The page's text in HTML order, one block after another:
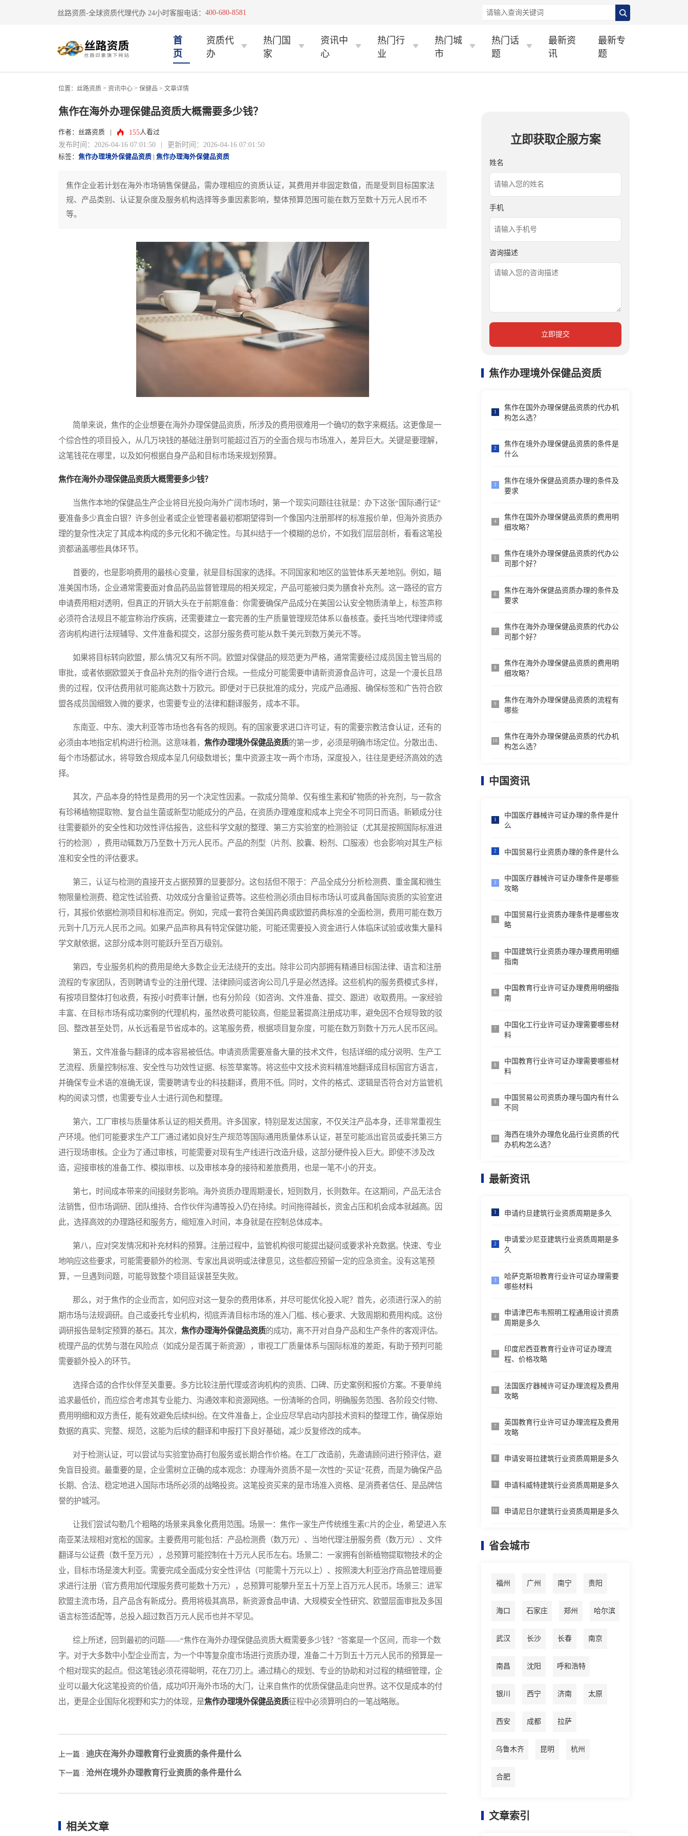
丝路资质-全球资质代理代办 24小时客服电话： 400-680-8581
首
页
资质代
办
热门国
家
资讯中
心
热门行
业
热门城
市
热门话
题
最新资
讯
最新专
题
位置： 丝路资质 > 资讯中心 > 保健品 > 文章详情
焦作在海外办理保健品资质大概需要多少钱？
作者：丝路资质 155人看过
发布时间：2026-04-16 07:01:50 | 更新时间：2026-04-16 07:01:50
标签： 焦作办理境外保健品资质 焦作办理海外保健品资质
焦作企业若计划在海外市场销售保健品，需办理相应的资质认证，其费用并非固定数值，而是受到目标国家法
规、产品类别、认证复杂度及服务机构选择等多重因素影响，整体预算范围可能在数万至数十万元人民币不
等。
简单来说，焦作的企业想要在海外办理保健品资质，所涉及的费用很难用一个确切的数字来概括。这更像是一
个综合性的项目投入，从几万块钱的基础注册到可能超过百万的全面合规与市场准入，差异巨大。关键是要理解，
这笔钱花在哪里，以及如何根据自身产品和目标市场来规划预算。
焦作在海外办理保健品资质大概需要多少钱？
当焦作本地的保健品生产企业将目光投向海外广阔市场时，第一个现实问题往往就是：办下这张“国际通行证”
要准备多少真金白银？许多创业者或企业管理者最初都期望得到一个像国内注册那样的标准报价单，但海外资质办
理的复杂性决定了其成本构成的多元化和不确定性。与其纠结于一个模糊的总价，不如我们层层剖析，看看这笔投
资都涵盖哪些具体环节。
首要的，也是影响费用的最核心变量，就是目标国家的选择。不同国家和地区的监管体系天差地别。例如，瞄
准美国市场，企业通常需要面对食品药品监督管理局的相关规定，产品可能被归类为膳食补充剂。这一路径的官方
申请费用相对透明，但真正的开销大头在于前期准备：你需要确保产品成分在美国公认安全物质清单上，标签声称
必须符合法规且不能宣称治疗疾病，还需要建立一套完善的生产质量管理规范体系以备核查。委托当地代理律师或
咨询机构进行法规辅导、文件准备和提交，这部分服务费可能从数千美元到数万美元不等。
如果将目标转向欧盟，那么情况又有所不同。欧盟对保健品的规范更为严格，通常需要经过成员国主管当局的
审批，或者依据欧盟关于食品补充剂的指令进行合规。一些成分可能需要申请新资源食品许可，这是一个漫长且昂
贵的过程，仅评估费用就可能高达数十万欧元。即便对于已获批准的成分，完成产品通报、确保标签和广告符合欧
盟各成员国细致入微的要求，也需要专业的法律和翻译服务，成本不菲。
东南亚、中东、澳大利亚等市场也各有各的规则。有的国家要求进口许可证，有的需要宗教洁食认证，还有的
必须由本地指定机构进行检测。这意味着， 焦作办理境外保健品资质的第一步，必须是明确市场定位。分散出击、
每个市场都试水，将导致合规成本呈几何级数增长；集中资源主攻一两个市场，深度投入，往往是更经济高效的选
择。
其次，产品本身的特性是费用的另一个决定性因素。一款成分简单、仅有维生素和矿物质的补充剂，与一款含
有珍稀植物提取物、复合益生菌或新型功能成分的产品，在资质办理难度和成本上完全不可同日而语。新颖成分往
往需要额外的安全性和功效性评估报告，这些科学文献的整理、第三方实验室的检测验证（尤其是按照国际标准进
行的检测），费用动辄数万乃至数十万元人民币。产品的剂型（片剂、胶囊、粉剂、口服液）也会影响对其生产标
准和安全性的评估要求。
第三，认证与检测的直接开支占据预算的显要部分。这包括但不限于：产品全成分分析检测费、重金属和微生
物限量检测费、稳定性试验费、功效成分含量验证费等。这些检测必须由目标市场认可或具备国际资质的实验室进
行，其报价依据检测项目和标准而定。例如，完成一套符合美国药典或欧盟药典标准的全面检测，费用可能在数万
元到十几万元人民币之间。如果产品声称具有特定保健功能，可能还需要投入资金进行人体临床试验或收集大量科
学文献依据，这部分成本则可能跃升至百万级别。
第四，专业服务机构的费用是绝大多数企业无法绕开的支出。除非公司内部拥有精通目标国法律、语言和注册
流程的专家团队，否则聘请专业的注册代理、法律顾问或咨询公司几乎是必然选择。这些机构的服务费模式多样，
有按项目整体打包收费，有按小时费率计酬，也有分阶段（如咨询、文件准备、提交、跟进）收取费用。一家经验
丰富、在目标市场有成功案例的代理机构，虽然收费可能较高，但能显著提高注册成功率，避免因不合规导致的驳
回、整改甚至处罚，从长远看是节省成本的。这笔服务费，根据项目复杂度，可能在数万到数十万元人民币区间。
第五，文件准备与翻译的成本容易被低估。申请资质需要准备大量的技术文件，包括详细的成分说明、生产工
艺流程、质量控制标准、安全性与功效性证据、标签草案等。将这些中文技术资料精准地翻译成目标国官方语言，
并确保专业术语的准确无误，需要聘请专业的科技翻译，费用不低。同时，文件的格式、逻辑是否符合对方监管机
构的阅读习惯，也需要专业人士进行润色和整理。
第六，工厂审核与质量体系认证的相关费用。许多国家，特别是发达国家，不仅关注产品本身，还非常重视生
产环境。他们可能要求生产工厂通过诸如良好生产规范等国际通用质量体系认证，甚至可能派出官员或委托第三方
进行现场审核。企业为了通过审核，可能需要对现有生产线进行改造升级，这部分硬件投入巨大。即使不涉及改
造，迎接审核的准备工作、模拟审核、以及审核本身的接待和差旅费用，也是一笔不小的开支。
第七，时间成本带来的间接财务影响。海外资质办理周期漫长，短则数月，长则数年。在这期间，产品无法合
法销售，但市场调研、团队维持、合作伙伴沟通等投入仍在持续。时间拖得越长，资金占压和机会成本就越高。因
此，选择高效的办理路径和服务方，缩短准入时间，本身就是在控制总体成本。
第八，应对突发情况和补充材料的预算。注册过程中，监管机构很可能提出疑问或要求补充数据。快速、专业
地响应这些要求，可能需要额外的检测、专家出具说明或法律意见，这些都应预留一定的应急资金。没有这笔预
算，一旦遇到问题，可能导致整个项目延误甚至失败。
那么，对于焦作的企业而言，如何应对这一复杂的费用体系，并尽可能优化投入呢？首先，必须进行深入的前
期市场与法规调研。自己或委托专业机构，彻底弄清目标市场的准入门槛、核心要求、大致周期和费用构成。这份
调研报告是制定预算的基石。其次， 焦作办理海外保健品资质的成功，离不开对自身产品和生产条件的客观评估。
梳理产品的优势与潜在风险点（如成分是否属于新资源），审视工厂质量体系与国际标准的差距，有助于预判可能
需要额外投入的环节。
选择合适的合作伙伴至关重要。多方比较注册代理或咨询机构的资质、口碑、历史案例和报价方案。不要单纯
追求最低价，而应综合考虑其专业能力、沟通效率和资源网络。一份清晰的合同，明确服务范围、各阶段交付物、
费用明细和双方责任，能有效避免后续纠纷。在文件准备上，企业应尽早启动内部技术资料的整理工作，确保原始
数据的真实、完整、规范，这能为后续的翻译和申报打下良好基础，减少反复修改的成本。
对于检测认证，可以尝试与实验室协商打包服务或长期合作价格。在工厂改造前，先邀请顾问进行预评估，避
免盲目投资。最重要的是，企业需树立正确的成本观念：办理海外资质不是一次性的“买证”花费，而是为确保产品
长期、合法、稳定地进入国际市场所必须的战略投资。这笔投资买来的是市场准入资格、是消费者信任、是品牌信
誉的护城河。
让我们尝试勾勒几个粗略的场景来具象化费用范围。场景一：焦作一家生产传统维生素C片的企业，希望进入东
南亚某法规相对宽松的国家。主要费用可能包括：产品检测费（数万元）、当地代理注册服务费（数万元）、文件
翻译与公证费（数千至万元），总预算可能控制在十万元人民币左右。场景二：一家拥有创新植物提取物技术的企
业，目标市场是澳大利亚。需要完成全面成分安全性评估（可能需十万元以上）、按照澳大利亚治疗商品管理局要
求进行注册（官方费用加代理服务费可能数十万元），总预算可能攀升至五十万至上百万元人民币。场景三：进军
欧盟主流市场，且产品含有新成分。费用将极其高昂，新资源食品申请、大规模安全性研究、欧盟层面审批及多国
语言标签适配等，总投入超过数百万元人民币也并不罕见。
综上所述，回到最初的问题——“焦作在海外办理保健品资质大概需要多少钱？”答案是一个区间，而非一个数
字。对于大多数中小型企业而言，为一个中等复杂度市场进行资质办理，准备二十万到五十万元人民币的预算是一
个相对现实的起点。但这笔钱必须花得聪明，花在刀刃上。通过精心的规划、专业的协助和对过程的精细管理，企
业可以最大化这笔投资的价值，成功叩开海外市场的大门，让来自焦作的优质保健品走向世界。这不仅是成本的付
出，更是企业国际化视野和实力的体现，是焦作办理境外保健品资质征程中必须算明白的一笔战略账。
上一篇 : 迪庆在海外办理教育行业资质的条件是什么
下一篇 : 沧州在境外办理教育行业资质的条件是什么
相关文章
立即获取企服方案
姓名
手机
咨询描述
立即提交
焦作办理境外保健品资质
1
焦作在国外办理保健品资质的代办机
构怎么选？
2
焦作在境外办理保健品资质的条件是
什么
3
焦作在境外保健品资质办理的条件及
要求
4
焦作在国外办理保健品资质的费用明
细攻略？
5
焦作在境外办理保健品资质的代办公
司那个好？
6
焦作在海外保健品资质办理的条件及
要求
7
焦作在海外办理保健品资质的代办公
司那个好？
8
焦作在海外办理保健品资质的费用明
细攻略？
9
焦作在海外办理保健品资质的流程有
哪些
10
焦作在海外办理保健品资质的代办机
构怎么选？
中国资讯
1
中国医疗器械许可证办理的条件是什
么
2 中国贸易行业资质办理的条件是什么
3
中国医疗器械许可证办理条件是哪些
攻略
4
中国贸易行业资质办理条件是哪些攻
略
5
中国建筑行业资质办理办理费用明细
指南
6
中国教育行业许可证办理费用明细指
南
7
中国化工行业许可证办理需要哪些材
料
8
中国教育行业许可证办理需要哪些材
料
9
中国贸易公司资质办理与国内有什么
不同
10
海西在境外办理危化品行业资质的代
办机构怎么选？
最新资讯
1 申请约旦建筑行业资质周期是多久
2
申请爱沙尼亚建筑行业资质周期是多
久
3
哈萨克斯坦教育行业许可证办理需要
哪些材料
4
申请津巴布韦照明工程通用设计资质
周期是多久
5
印度尼西亚教育行业许可证办理流
程、价格攻略
6
法国医疗器械许可证办理流程及费用
攻略
7
英国教育行业许可证办理流程及费用
攻略
8 申请安哥拉建筑行业资质周期是多久
9 申请科威特建筑行业资质周期是多久
10 申请尼日尔建筑行业资质周期是多久
省会城市
福州 广州 南宁 贵阳
海口 石家庄 郑州 哈尔滨
武汉 长沙 长春 南京
南昌 沈阳 呼和浩特
银川 西宁 济南 太原
西安 成都 拉萨
乌鲁木齐 昆明 杭州
合肥
文章索引